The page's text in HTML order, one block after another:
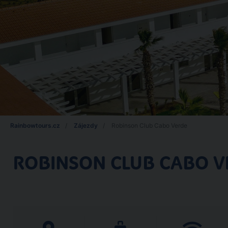
Rainbowtours.cz Zájezdy
ROBINSON CLUB CABO